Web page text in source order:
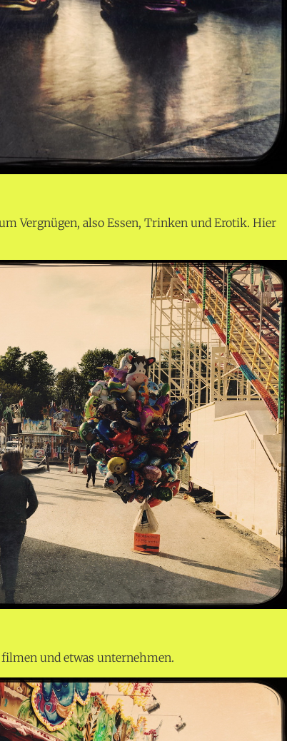
Vergnügen, also Essen, Trinken und Erotik. Hier
und etwas unternehmen.